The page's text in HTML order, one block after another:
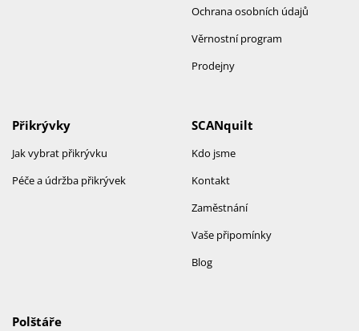
Ochrana osobních údajů
Věrnostní program
Prodejny
SCANquilt
Kdo jsme
Kontakt
Zaměstnání
Vaše připomínky
Blog
Přikrývky
Jak vybrat přikrývku
Péče a údržba přikrývek
Polštáře